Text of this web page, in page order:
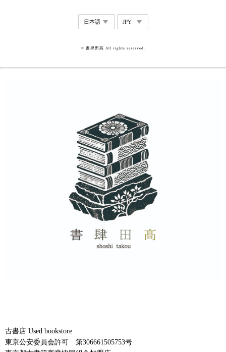
© 書肆田高 All rights reserved.
古書店 Used bookstore
東京公安委員会許可 第306661505753号